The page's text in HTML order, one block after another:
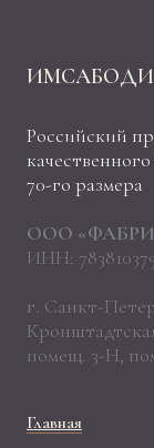
ИМСАБОДИ
Российский
70-го размера
ООО
ИНН:
г. Санкт-
помещ. 3-Н,
Главная